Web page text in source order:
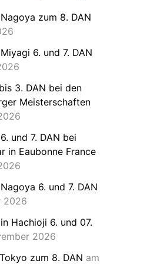
zum 8. DAN
6. und 7. DAN
3. DAN bei den
Meisterschaften
und 7. DAN bei
in Eaubonne France
6. und 7. DAN
2026
Hachioji 6. und 07.
2026
zum 8. DAN am